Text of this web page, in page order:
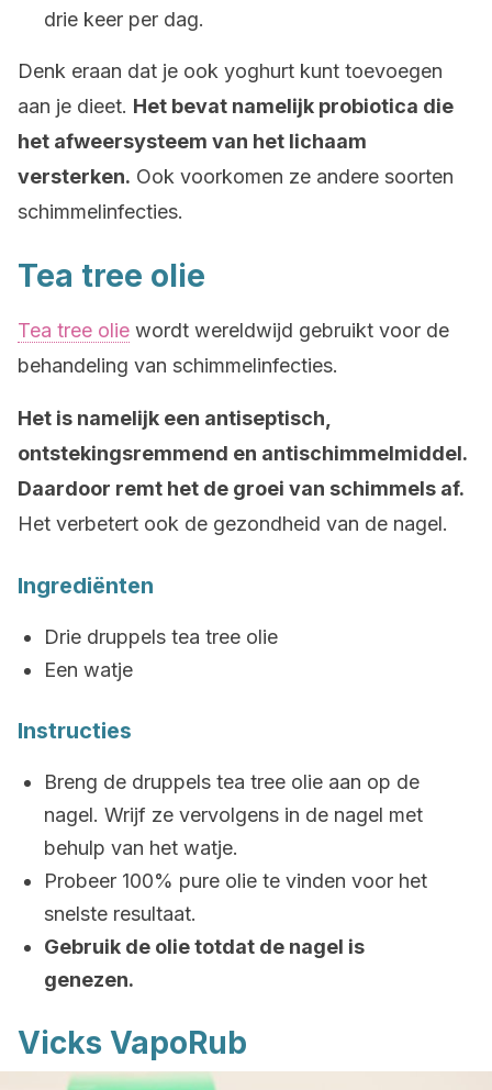
drie keer per dag.
Denk eraan dat je ook yoghurt kunt toevoegen
aan je dieet. Het bevat namelijk probiotica die
het afweersysteem van het lichaam
versterken. Ook voorkomen ze andere soorten
schimmelinfecties.
Tea tree olie
Tea tree olie wordt wereldwijd gebruikt voor de
behandeling van schimmelinfecties.
Het is namelijk een antiseptisch,
ontstekingsremmend en antischimmelmiddel.
Daardoor remt het de groei van schimmels af.
Het verbetert ook de gezondheid van de nagel.
Ingrediënten
Drie druppels tea tree olie
Een watje
Instructies
Breng de druppels tea tree olie aan op de
nagel. Wrijf ze vervolgens in de nagel met
behulp van het watje.
Probeer 100% pure olie te vinden voor het
snelste resultaat.
Gebruik de olie totdat de nagel is
genezen.
Vicks VapoRub